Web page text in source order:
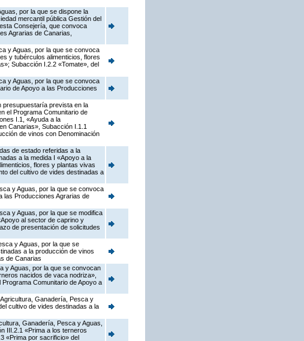
por la que se dispone la
mercantil pública Gestión del
Consejería, que convoca
Agrarias de Canarias,
y Aguas, por la que se convoca
y tubérculos alimenticios, flores
Subacción I.2.2 «Tomate», del
y Aguas, por la que se convoca
de Apoyo a las Producciones
presupuestaría prevista en la
el Programa Comunitario de
I.1, «Ayuda a la
Canarias», Subacción I.1.1
de vinos con Denominación
de estado referidas a la
a la medida I «Apoyo a la
flores y plantas vivas
del cultivo de vides destinadas a
y Aguas, por la que se convoca
las Producciones Agrarias de
y Aguas, por la que se modifica
al sector de caprino y
de presentación de solicitudes
y Aguas, por la que se
a la producción de vinos
de Canarias
y Aguas, por la que se convocan
nacidos de vaca nodriza»,
Comunitario de Apoyo a
Ganadería, Pesca y
cultivo de vides destinadas a la
Ganadería, Pesca y Aguas,
III.2.1 «Prima a los terneros
«Prima por sacrificio» del